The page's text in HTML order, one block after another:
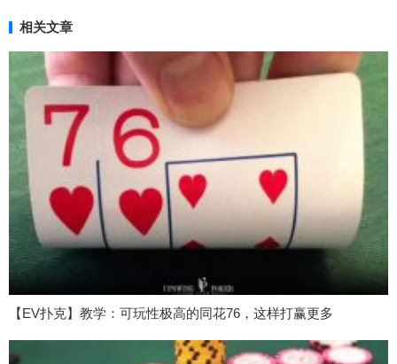
相关文章
【EV扑克】教学：可玩性极高的同花76，这样打赢更多